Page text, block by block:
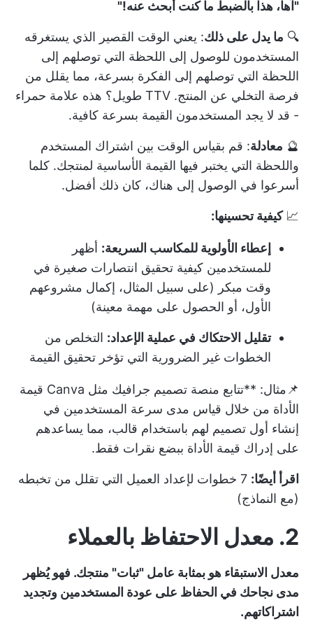
"آها، هذا بالضبط ما كنت أبحث عنه!"
🔍 ما يدل على ذلك: يعني الوقت القصير الذي يستغرقه
المستخدمون للوصول إلى اللحظة التي توصلهم إلى
اللحظة التي توصلهم إلى الفكرة بسرعة، مما يقلل من
فرصة التخلي عن المنتج. TTV طويل؟ هذه علامة حمراء
- قد لا يجد المستخدمون القيمة بسرعة كافية.
🔮 معادلة: قم بقياس الوقت بين اشتراك المستخدم
واللحظة التي يختبر فيها القيمة الأساسية لمنتجك. كلما
أسرعوا في الوصول إلى هناك، كان ذلك أفضل.
📈كيفية تحسينها:
إعطاء الأولوية للمكاسب السريعة: أظهر
للمستخدمين كيفية تحقيق انتصارات صغيرة في
وقت مبكر (على سبيل المثال، إكمال مشروعهم
الأول، أو الحصول على مهمة معينة)
تقليل الاحتكاك في عملية الإعداد: التخلص من
الخطوات غير الضرورية التي تؤخر تحقيق القيمة
📌مثال: **تتابع منصة تصميم جرافيك مثل Canva قيمة
الأداة من خلال قياس مدى سرعة المستخدمين في
إنشاء أول تصميم لهم باستخدام قالب، مما يساعدهم
على إدراك قيمة الأداة ببضع نقرات فقط.
اقرأ أيضًا:
7 خطوات لإعداد العميل التي تقلل من تخبطه
(مع النماذج)
2. معدل الاحتفاظ بالعملاء
معدل الاستبقاء هو بمثابة عامل "ثبات" منتجك. فهو يُظهر
مدى نجاحك في الحفاظ على عودة المستخدمين وتجديد
اشتراكاتهم.